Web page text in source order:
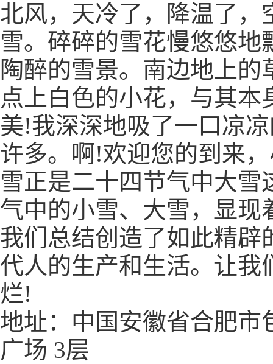
北风，天冷了，降温了，
雪。碎碎的雪花慢悠悠
陶醉的雪景。南边地上
点上白色的小花，与其
美!我深深地吸了一口凉
许多。啊!欢迎您的到
雪正是二十四节气中大
气中的小雪、大雪，显现
我们总结创造了如此精辟
代人的生产和生活。让我
烂!
地址：中国安徽省合肥市
广场 3层